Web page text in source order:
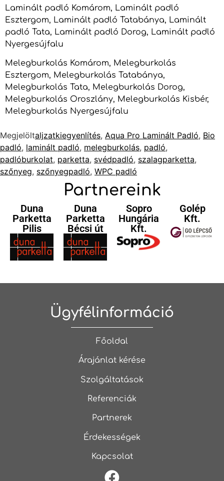
Laminált padló Komárom, Laminált padló
Esztergom, Laminált padló Tatabánya, Laminált
padló Tata, Laminált padló Dorog, Laminált padló
Nyergesújfalu
Melegburkolás Komárom, Melegburkolás
Esztergom, Melegburkolás Tatabánya,
Melegburkolás Tata, Melegburkolás Dorog,
Melegburkolás Oroszlány, Melegburkolás Kisbér,
Melegburkolás Nyergesújfalu
Megjelöltaljzatkiegyenlítés, Aqua Pro Laminált Padló, Bio
padló, laminált padló, melegburkolás, padló,
padlóburkolat, parketta, svédpadló, szalagparketta,
szőnyeg, szőnyegpadló, WPC padló
Partnereink
Duna
Parketta
Pilis
Duna
Parketta
Bécsi út
Sopro
Hungária
Kft.
Golép
Kft.
Ügyfélinformáció
Főoldal
Árajánlat kérése
Szolgáltatások
Referenciák
Partnerek
Érdekességek
Kapcsolat